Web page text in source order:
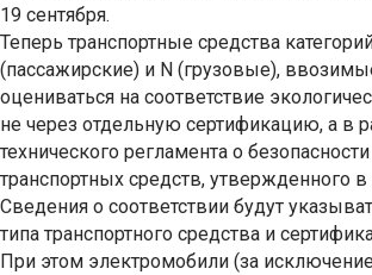
19 сентября.
Теперь транспортные средства
(пассажирские) и N (грузовые),
оцениваться на соответствие
не через отдельную сертификацию, а в
технического регламента о
транспортных средств, утвержденного в
Сведения о соответствии будут
типа транспортного средства и
При этом электромобили (за